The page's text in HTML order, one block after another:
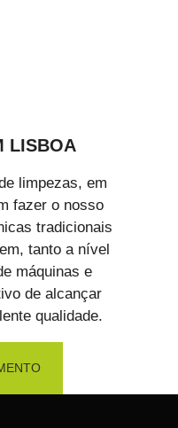
LISBOA
limpezas, em
fazer o nosso
tradicionais
tanto a nível
máquinas e
de alcançar
qualidade.